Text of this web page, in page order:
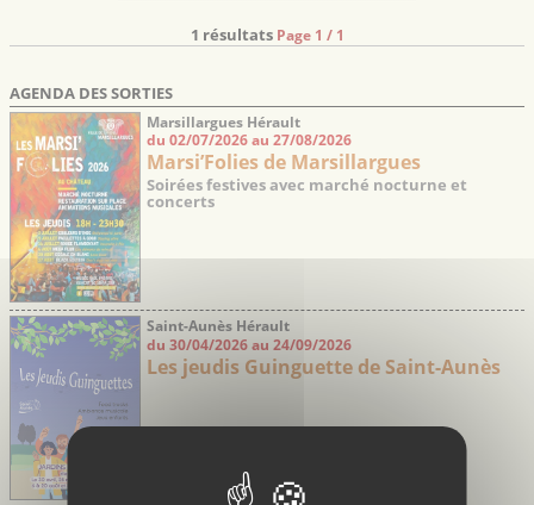
1 résultats Page 1 / 1
AGENDA DES SORTIES
Marsillargues Hérault
du 02/07/2026 au 27/08/2026
Marsi’Folies de Marsillargues
Soirées festives avec marché nocturne et
concerts
Saint-Aunès Hérault
du 30/04/2026 au 24/09/2026
Les jeudis Guinguette de Saint-Aunès